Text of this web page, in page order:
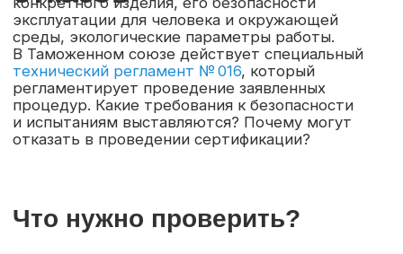
Первым делом мониторится перечень
оборудования, функционирующего на газу,
который подлежит обязательной сертификации.
Заявленным регламентом предусмотрен
определённый список, который время
от времени может пересматриваться,
уточняться или корректироваться. Поэтому
Плавность воспламенения
Защищенность конструкции от взрывов
в процессе эксплуатации
Что нужно проверить?